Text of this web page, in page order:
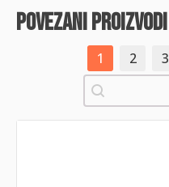
povezani proizvodi
1 2 3
Pretraži